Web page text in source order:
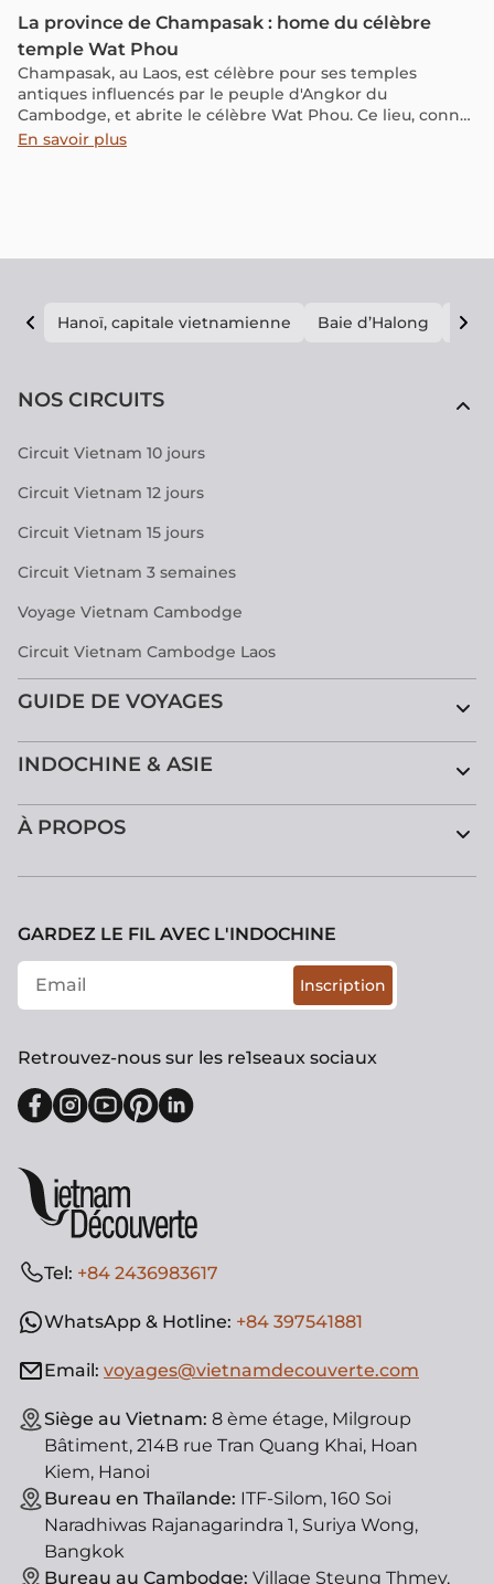
La province de Champasak : home du célèbre
temple Wat Phou
Champasak, au Laos, est célèbre pour ses temples
antiques influencés par le peuple d'Angkor du
Cambodge, et abrite le célèbre Wat Phou. Ce lieu, connu
pour sa tranquillité, son accueil chaleureux et son riche
En savoir plus
Hanoï, capitale vietnamienne Baie d’Halong E
NOS CIRCUITS
Circuit Vietnam 10 jours
Circuit Vietnam 12 jours
Circuit Vietnam 15 jours
Circuit Vietnam 3 semaines
Voyage Vietnam Cambodge
Circuit Vietnam Cambodge Laos
GUIDE DE VOYAGES
INDOCHINE & ASIE
À PROPOS
Tel: +84 2436983617
WhatsApp & Hotline: +84 397541881
Email: voyages@vietnamdecouverte.com
Siège au Vietnam: 8 ème étage, Milgroup
Bâtiment, 214B rue Tran Quang Khai, Hoan
Kiem, Hanoi
Bureau en Thaïlande: ITF-Silom, 160 Soi
Naradhiwas Rajanagarindra 1, Suriya Wong,
Bangkok
Bureau au Cambodge: Village Steung Thmey,
GARDEZ LE FIL AVEC L'INDOCHINE
Inscription
Retrouvez-nous sur les re1seaux sociaux